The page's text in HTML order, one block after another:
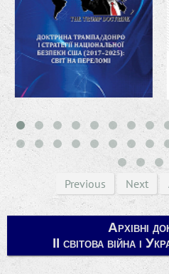
Previous Next
Архівні
ІІ світова війна і